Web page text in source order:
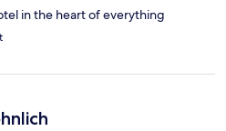
in the heart of everything